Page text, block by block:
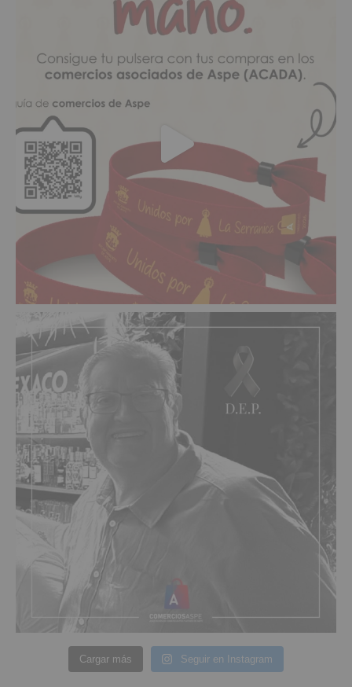
Cargar más Seguir en Instagram